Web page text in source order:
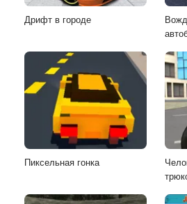
Дрифт в городе
Пиксельная гонка